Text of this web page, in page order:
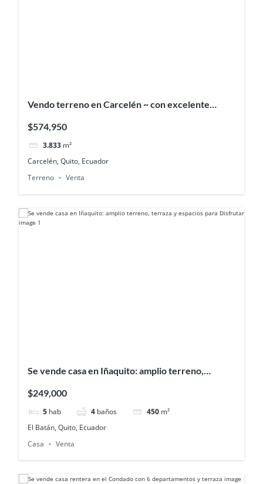
Vendo terreno en Carcelén ~ con excelente
$574,950
3.833 m²
Carcelén, Quito, Ecuador
Terreno
Venta
Se vende casa en Iñaquito: amplio terreno,
$249,000
5 hab 4 baños 450 m²
El Batán, Quito, Ecuador
Casa
Venta